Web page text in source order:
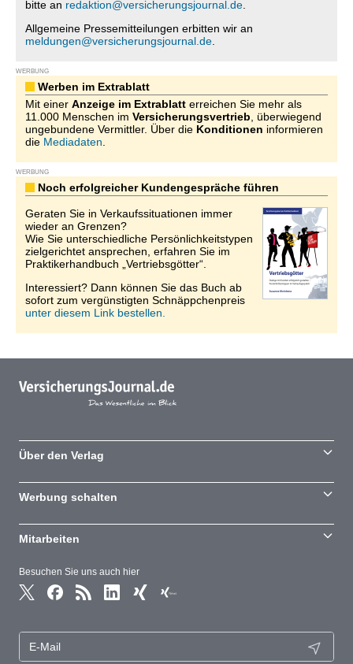
bitte an redaktion@versicherungsjournal.de
Allgemeine Pressemitteilungen erbitten wir an
meldungen@versicherungsjournal.de
WERBUNG
Werben im Extrablatt
Mit einer Anzeige im Extrablatt erreichen Sie mehr als
11.000 Menschen im Versicherungsvertrieb , überwiegend
ungebundene Vermittler. Über die Konditionen informieren
die Mediadaten
WERBUNG
Noch erfolgreicher Kundengespräche führen
Geraten Sie in Verkaufssituationen immer
wieder an Grenzen?
Wie Sie unterschiedliche Persönlichkeitstypen
zielgerichtet ansprechen, erfahren Sie im
Praktikerhandbuch „Vertriebsgötter“.
Interessiert? Dann können Sie das Buch ab
sofort zum vergünstigten Schnäppchenpreis
unter diesem Link bestellen.
Besuchen Sie uns auch hier
Über den Verlag
Werbung schalten
Mitarbeiten